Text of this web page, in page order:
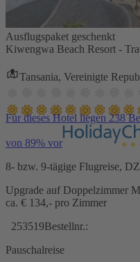
Ausflugspaket geschenkt
Kiwengwa Beach Resort -
Tansania, Vereinigte
Für dieses Hotel liegen 238
von 89% vor
8- bzw. 9-tägige Flugreise,
Upgrade auf Doppelzimmer
ca. € 134,- pro Zimmer
253519Bestellnr.:
Pauschalreise